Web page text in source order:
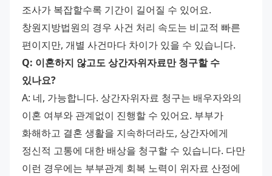
조사가 복잡할수록 기간이 길어질 수 있어요.
창원지방법원의 경우 사건 처리 속도는 비교적 빠른
편이지만, 개별 사건마다 차이가 있을 수 있습니다.
Q: 이혼하지 않고도 상간자위자료만 청구할 수
있나요?
A: 네, 가능합니다. 상간자위자료 청구는 배우자와의
이혼 여부와 관계없이 진행할 수 있어요. 부부가
화해하고 결혼 생활을 지속하더라도, 상간자에게
정신적 고통에 대한 배상을 청구할 수 있습니다. 다만
이런 경우에는 부부관계 회복 노력이 위자료 산정에